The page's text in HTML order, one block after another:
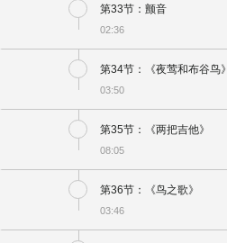
第33节：颤音
02:36
第34节：《夜莺和布谷鸟》
03:50
第35节：《两把吉他》
08:05
第36节：《鸟之歌》
03:46